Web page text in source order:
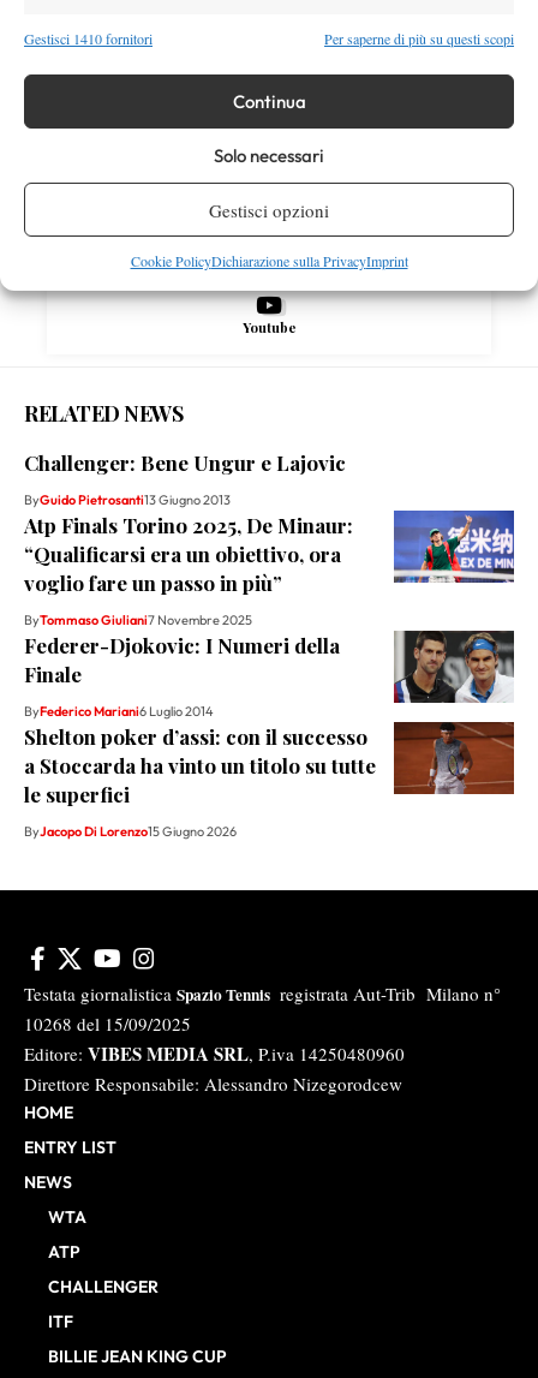
Gestisci 1410 fornitori Per saperne di più su questi scopi
Continua
Solo necessari
Gestisci opzioni
Cookie PolicyDichiarazione sulla PrivacyImprint
Youtube
RELATED NEWS
Challenger: Bene Ungur e Lajovic
ByGuido Pietrosanti13 Giugno 2013
Atp Finals Torino 2025, De Minaur:
“Qualificarsi era un obiettivo, ora
voglio fare un passo in più”
ByTommaso Giuliani7 Novembre 2025
Federer-Djokovic: I Numeri della
Finale
ByFederico Mariani6 Luglio 2014
Shelton poker d’assi: con il successo
a Stoccarda ha vinto un titolo su tutte
le superfici
ByJacopo Di Lorenzo15 Giugno 2026
Testata giornalistica Spazio Tennis registrata Aut-Trib Milano n°
10268 del 15/09/2025
Editore: VIBES MEDIA SRL, P.iva 14250480960
Direttore Responsabile: Alessandro Nizegorodcew
HOME
ENTRY LIST
NEWS
WTA
ATP
CHALLENGER
ITF
BILLIE JEAN KING CUP